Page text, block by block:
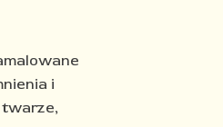
i
twarze,